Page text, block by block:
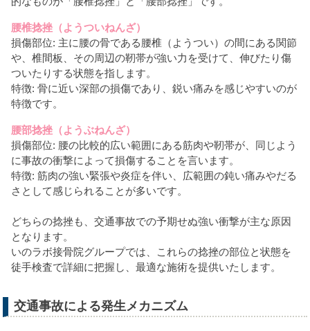
腰椎捻挫（ようついねんざ）
損傷部位: 主に腰の骨である腰椎（ようつい）の間にある関節
や、椎間板、その周辺の靭帯が強い力を受けて、伸びたり傷
ついたりする状態を指します。
特徴: 骨に近い深部の損傷であり、鋭い痛みを感じやすいのが
特徴です。
腰部捻挫（ようぶねんざ）
損傷部位: 腰の比較的広い範囲にある筋肉や靭帯が、同じよう
に事故の衝撃によって損傷することを言います。
特徴: 筋肉の強い緊張や炎症を伴い、広範囲の鈍い痛みやだる
さとして感じられることが多いです。
どちらの捻挫も、交通事故での予期せぬ強い衝撃が主な原因
となります。
いのラボ接骨院グループでは、これらの捻挫の部位と状態を
徒手検査で詳細に把握し、最適な施術を提供いたします。
交通事故による発生メカニズム